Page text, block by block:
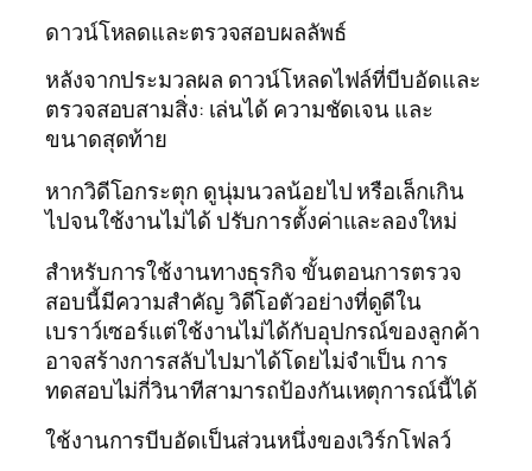
ดาวน์โหลดและตรวจสอบผลลัพธ์
หลังจากประมวลผล ดาวน์โหลดไฟล์ที่บีบอัดและ
ตรวจสอบสามสิ่ง: เล่นได้ ความชัดเจน และ
ขนาดสุดท้าย
หากวิดีโอกระตุก ดูนุ่มนวลน้อยไป หรือเล็กเกิน
ไปจนใช้งานไม่ได้ ปรับการตั้งค่าและลองใหม่
สำหรับการใช้งานทางธุรกิจ ขั้นตอนการตรวจ
สอบนี้มีความสำคัญ วิดีโอตัวอย่างที่ดูดีใน
เบราว์เซอร์แต่ใช้งานไม่ได้กับอุปกรณ์ของลูกค้า
อาจสร้างการสลับไปมาได้โดยไม่จำเป็น การ
ทดสอบไม่กี่วินาทีสามารถป้องกันเหตุการณ์นี้ได้
ใช้งานการบีบอัดเป็นส่วนหนึ่งของเวิร์กโฟลว์